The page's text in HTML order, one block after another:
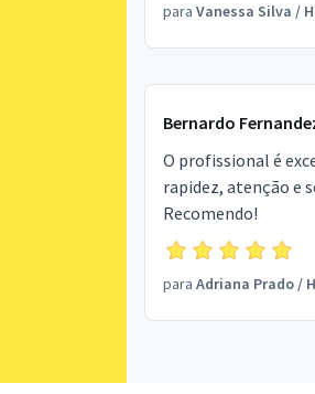
para Vanessa Silva /
Bernardo
O profissional é
rapidez, atenção e
Recomendo!
para Adriana Prado/